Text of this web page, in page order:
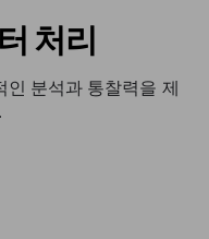
처리
인 분석과 통찰력을 제